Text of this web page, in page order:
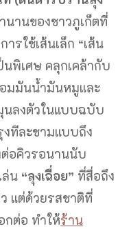
นานของชาวภูเก็ตที่
รใช้เส้นเล็ก “เส้น
พิเศษ คลุกเคล้ากับ
มมันน้ำมันหมูและ
นลงตัวในแบบฉบับ
ทีละชามแบบถึง
ต่อคิวรอนานนับ
ล่น “ลุงเฉื่อย” ที่สื่อถึง
แต่ด้วยรสชาติที่
กต่อ ทำให้ร้าน